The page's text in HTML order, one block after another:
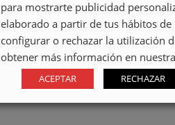
para mostrarte publicidad
elaborado a partir de tus hábitos de
configurar o rechazar la utilización
obtener más información en nuestra
ACEPTAR RECHAZAR